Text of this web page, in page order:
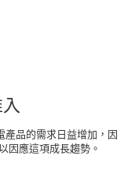
品的需求日益增加，因
因應這項成長趨勢。